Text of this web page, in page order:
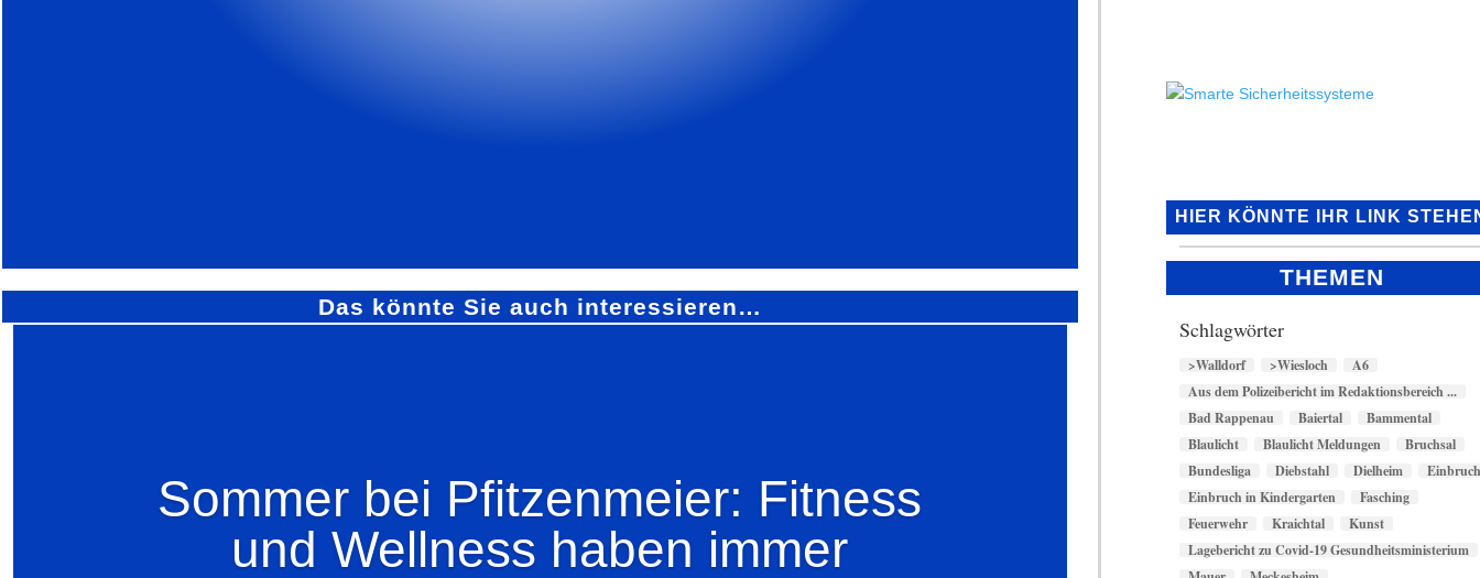
Das könnte Sie auch interessieren…
Sommer bei Pfitzenmeier: Fitness
und Wellness haben immer
HIER KÖNNTE IHR LINK
THEMEN
Schlagwörter
>Walldorf >Wiesloch
A6
Aus dem Polizeibericht im Redaktionsbereich ...
Bad Rappenau
Baiertal
Bammental
Blaulicht
Blaulicht Meldungen
Bruchsal
Bundesliga
Diebstahl Dielheim
Einbruch in Kindergarten
Fasching
Feuerwehr
Kraichtal
Kunst
Lagebericht zu Covid-19 Gesundheitsministerium